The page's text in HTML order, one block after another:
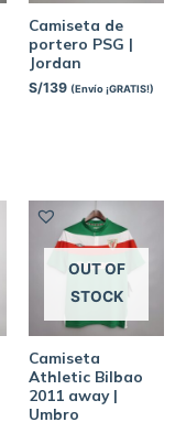
Camiseta de
portero PSG |
Jordan
S/139 (Envío ¡GRATIS!)
OUT OF
STOCK
Camiseta
Athletic Bilbao
2011 away |
Umbro